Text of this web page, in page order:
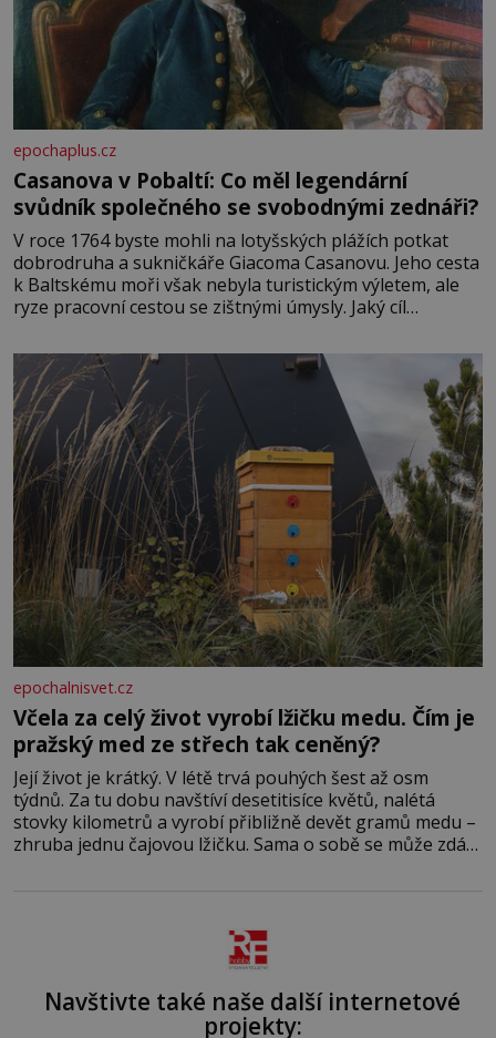
epochaplus.cz
Casanova v Pobaltí: Co měl legendární
svůdník společného se svobodnými zednáři?
V roce 1764 byste mohli na lotyšských plážích potkat
dobrodruha a sukničkáře Giacoma Casanovu. Jeho cesta
k Baltskému moři však nebyla turistickým výletem, ale
ryze pracovní cestou se zištnými úmysly. Jaký cíl
lotyšské Rigy? Casanova v Pobaltí kontaktoval tamní
zednářské lóže. Nebyl v této oblasti žádným nováčkem,
protože do zednářské
epochalnisvet.cz
Včela za celý život vyrobí lžičku medu. Čím je
pražský med ze střech tak ceněný?
Její život je krátký. V létě trvá pouhých šest až osm
týdnů. Za tu dobu navštíví desetitisíce květů, nalétá
stovky kilometrů a vyrobí přibližně devět gramů medu –
zhruba jednu čajovou lžičku. Sama o sobě se může zdát
Navštivte také naše další internetové
projekty: